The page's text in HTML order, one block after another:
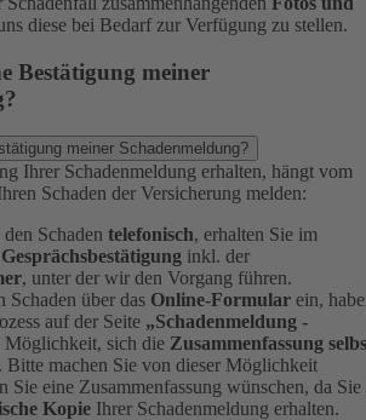
diese bei Bedarf zur Verfügung zu stellen.
Bestätigung meiner
meiner Schadenmeldung?
Ihrer Schadenmeldung erhalten, hängt vom
Schaden der Versicherung melden:
Schaden telefonisch, erhalten Sie im
Gesprächsbestätigung inkl. der
, unter der wir den Vorgang führen.
Schaden über das Online-Formular ein,
auf der Seite „Schadenmeldung -
Möglichkeit, sich die Zusammenfassung
. Bitte machen Sie von dieser Möglichkeit
Sie eine Zusammenfassung wünschen, da Sie
Kopie Ihrer Schadenmeldung erhalten.